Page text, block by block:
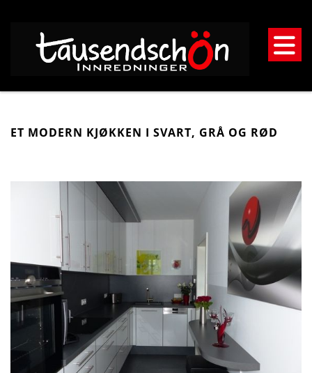
ET MODERN KJØKKEN I SVART, GRÅ OG RØD